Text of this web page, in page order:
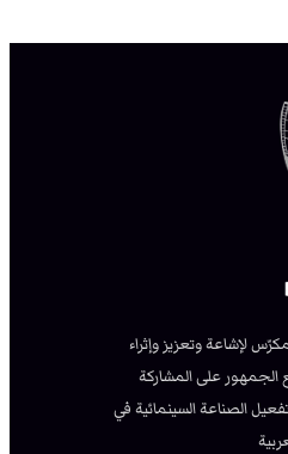
لإشاعة وتعزيز وإثراء
الجمهور على المشاركة
الصناعة السينمائية في